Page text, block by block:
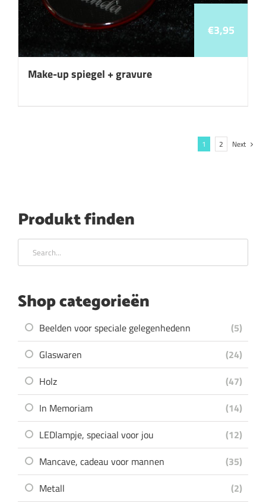
Make-up spiegel + gravure
€3,95
1 2 Next
Produkt finden
Shop categorieën
Beelden voor speciale gelegenhedenn
(5)
Glaswaren
(24)
Holz
(47)
In Memoriam
(14)
LEDlampje, speciaal voor jou
(12)
Mancave, cadeau voor mannen
(35)
Metall
(2)